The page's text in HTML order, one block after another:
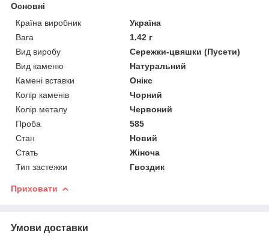
Основні
Країна виробник
Україна
Вага
1.42 г
Вид виробу
Сережки-цвяшки (Пусети)
Вид каменю
Натуральний
Камені вставки
Онікс
Колір каменів
Чорний
Колір металу
Червоний
Проба
585
Стан
Новий
Стать
Жіноча
Тип застежки
Гвоздик
Приховати
Умови доставки